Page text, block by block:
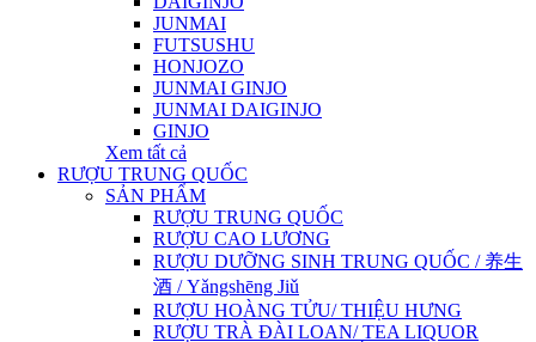
JUNMAI
FUTSUSHU
HONJOZO
JUNMAI GINJO
JUNMAI DAIGINJO
GINJO
Xem tất cả
RƯỢU TRUNG QUỐC
SẢN PHẨM
RƯỢU TRUNG QUỐC
RƯỢU CAO LƯƠNG
RƯỢU DƯỠNG SINH TRUNG QUỐC / 养生
酒 / Yǎngshēng Jiǔ
RƯỢU HOÀNG TỬU/ THIỆU HƯNG
RƯỢU TRÀ ĐÀI LOAN/ TEA LIQUOR